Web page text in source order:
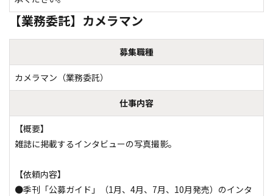
【業務委託】カメラマン
募集職種
カメラマン（業務委託）
仕事内容
【概要】
雑誌に掲載するインタビューの写真撮影。
【依頼内容】
●季刊「公募ガイド」（1月、4月、7月、10月発売）のインタ